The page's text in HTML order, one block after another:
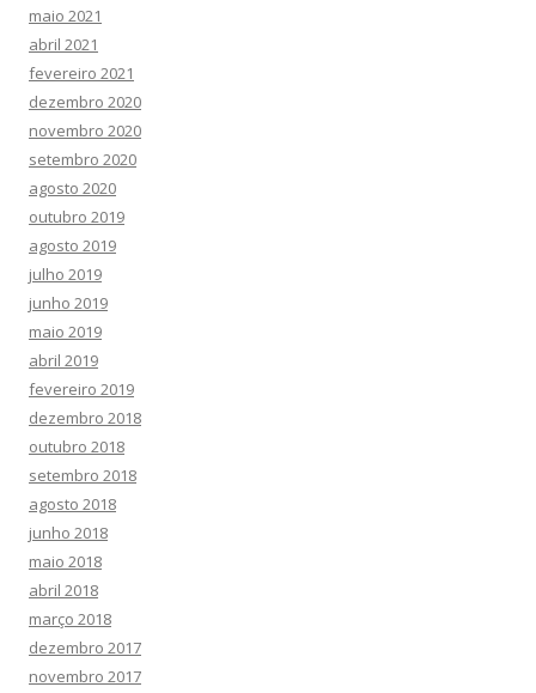
maio 2021
abril 2021
fevereiro 2021
dezembro 2020
novembro 2020
setembro 2020
agosto 2020
outubro 2019
agosto 2019
julho 2019
junho 2019
maio 2019
abril 2019
fevereiro 2019
dezembro 2018
outubro 2018
setembro 2018
agosto 2018
junho 2018
maio 2018
abril 2018
março 2018
dezembro 2017
novembro 2017